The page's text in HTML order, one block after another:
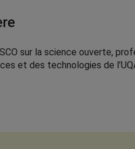
sur la science ouverte,
et des technologies de